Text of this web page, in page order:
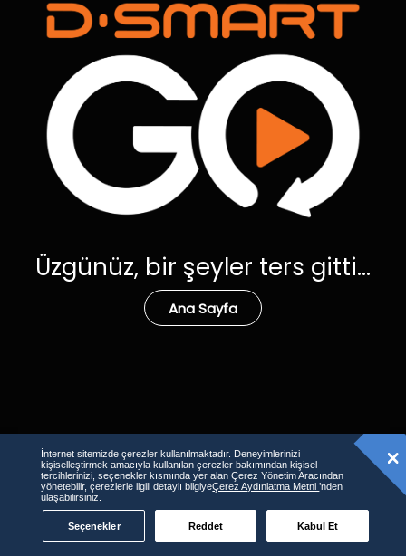
Üzgünüz, bir şeyler ters gitti...
Ana Sayfa
İnternet sitemizde çerezler kullanılmaktadır. Deneyimlerinizi
kişiselleştirmek amacıyla kullanılan çerezler bakımından kişisel
tercihlerinizi, seçenekler kısmında yer alan Çerez Yönetim Aracından
yönetebilir, çerezlerle ilgili detaylı bilgiyeÇerez Aydınlatma Metni’nden
ulaşabilirsiniz.
Seçenekler Reddet Kabul Et